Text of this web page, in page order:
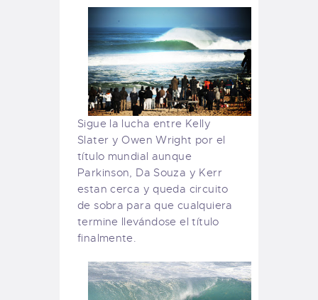
Sigue la lucha entre Kelly
Slater y Owen Wright por el
título mundial aunque
Parkinson, Da Souza y Kerr
estan cerca y queda circuito
de sobra para que cualquiera
termine llevándose el título
finalmente.